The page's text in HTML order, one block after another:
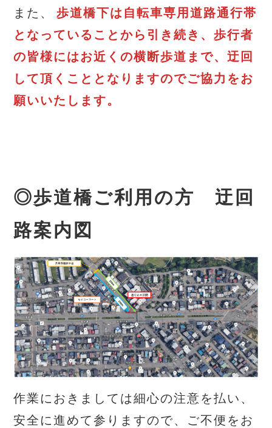
また、
歩道橋下は自転車専用道路通行帯
となっていることから引き続き、歩行者
の皆様にはお近くの横断歩道まで、迂回
して頂くこととなりますのでご協力をお
願いいたします。
◎歩道橋ご利用の方 迂回
路案内図
作業におきましては細心の注意を払い、
安全に進めて参りますので、ご不便をお